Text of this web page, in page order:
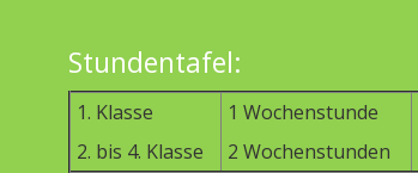
Stundentafel:
1. Klasse 1 Wochenstunde
2. bis 4. Klasse
2 Wochenstunden